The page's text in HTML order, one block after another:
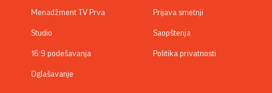
Menadžment TV Prva
Studio
16:9 podešavanja
Oglašavanje
Prijava smetnji
Saopštenja
Politika privatnosti